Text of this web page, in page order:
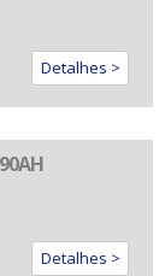
Detalhes >
Detalhes >